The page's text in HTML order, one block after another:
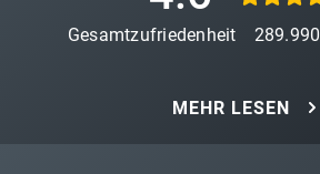
Gesamtzufriedenheit 289.990
MEHR LESEN